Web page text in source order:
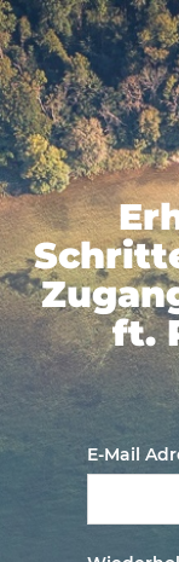
ft.
E-Mail